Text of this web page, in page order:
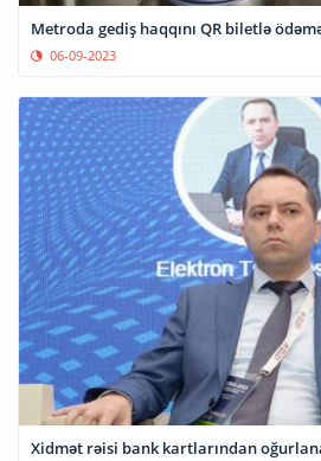
Metroda gediş haqqını QR biletlə
06-09-2023
Xidmət rəisi bank kartlarından